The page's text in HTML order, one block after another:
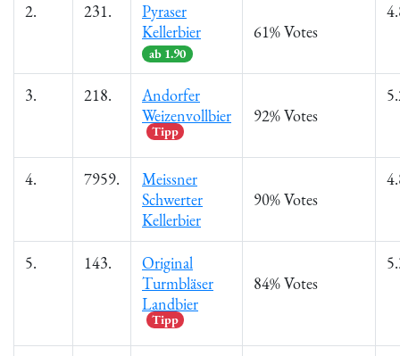
2. 231.
Pyraser
Kellerbier
ab 1.90
61% Votes
3. 218.
Andorfer
Weizenvollbier
Tipp
92% Votes
4. 7959.
Meissner
Schwerter
Kellerbier
90% Votes
5. 143.
Original
Turmbläser
Landbier
Tipp
84% Votes